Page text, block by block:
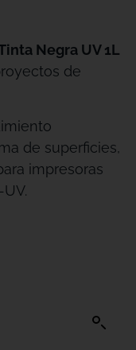
Negra UV 1L
de
de superficies,
impresoras